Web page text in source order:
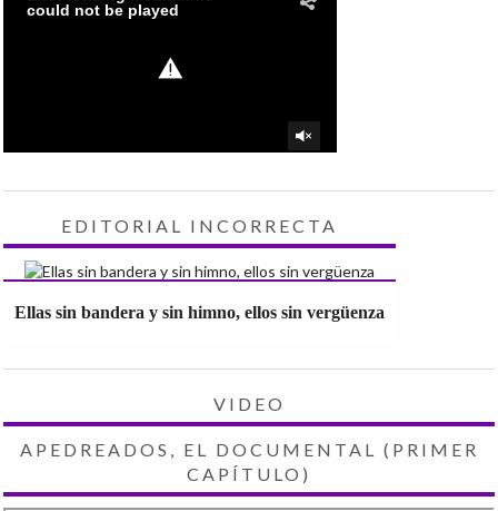
EDITORIAL INCORRECTA
Ellas sin bandera y sin himno, ellos sin vergüenza
VIDEO
APEDREADOS, EL DOCUMENTAL (PRIMER
CAPÍTULO)